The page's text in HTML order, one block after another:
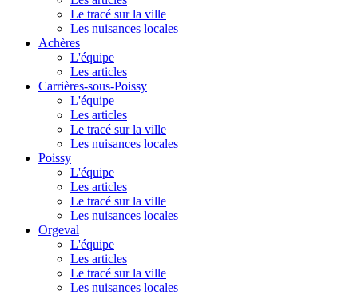
Le tracé sur la ville
Les nuisances locales
Achères
L'équipe
Les articles
Carrières-sous-Poissy
L'équipe
Les articles
Le tracé sur la ville
Les nuisances locales
Poissy
L'équipe
Les articles
Le tracé sur la ville
Les nuisances locales
Orgeval
L'équipe
Les articles
Le tracé sur la ville
Les nuisances locales